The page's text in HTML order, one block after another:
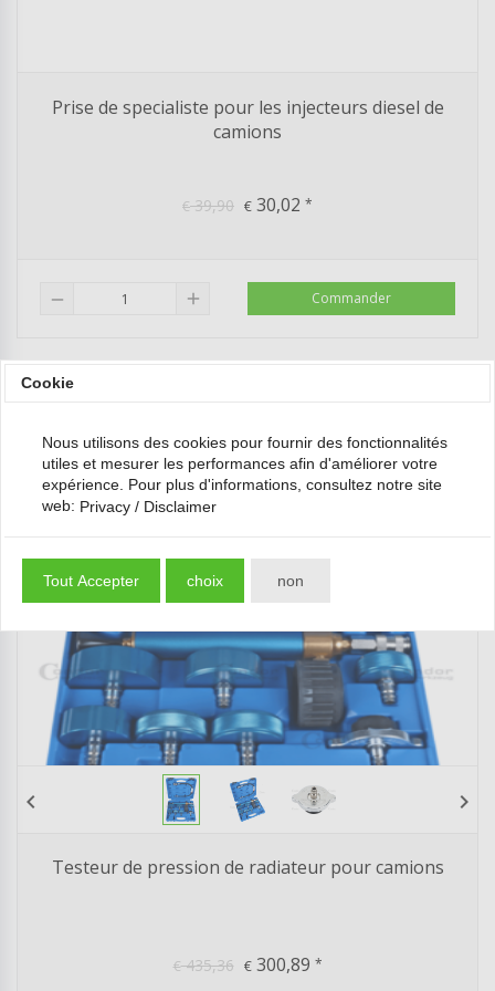
Prise de specialiste pour les injecteurs diesel de
camions
€39,90 € 30,02 *
remove add Commander
chevron_left chevron_right
Testeur de pression de radiateur pour camions
€435,36 €300,89 *
Cookie
Nous utilisons des cookies pour fournir des fonctionnalités
utiles et mesurer les performances afin d'améliorer votre
expérience. Pour plus d'informations, consultez notre site
web: Privacy / Disclaimer
Tout Accepter choix non